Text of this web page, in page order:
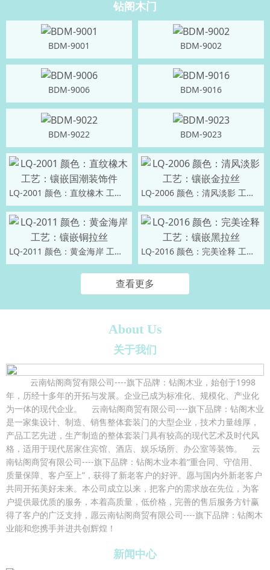
钻阁木门
BDM-9001 BDM-9002
BDM-9006 BDM-9016
BDM-9022 BDM-9023
LQ-2001 颜色：直纹橡木 工艺：镶嵌国潮装饰件 LQ-2006 颜色：清风淡影 工艺：镶嵌金拉丝
LQ-2011 颜色：黄金海岸 工艺：镶嵌铜拉丝 LQ-2016 颜色：完美诠释 工艺：镶嵌黑拉丝
查看更多
About Us
关于我们
云南钻阁商贸有限公司----旗下品牌：钻阁木业，始创于1998
年，历经十多年的开拓与发展。企业已成为标准化、规模化、产业化
为一体的现代企业。 云南钻阁商贸有限公司----旗下品牌：钻阁木业
是一家集设计、制造、销售整体套装门的大型企业，技术力量雄厚，
产品工艺先进，生产制造的整体套装门具有较高的现代艺术及时代风
格，适用于现代居家住宾馆、酒店、娱乐场所、办公室等装饰。 云
南钻阁商贸有限公司----旗下品牌：钻阁木业本着“重合同、守信用、
质量保障、客户至上”，获得了新老客户的好评。愿与国内外新老客户
共同开拓美好未来。本公司成立以来，把客户的需求放在先位，为客
户提供最优质的服务，本着高质量，低价格，完善的售后服务方针赢
得了客户的广泛支持，愿云南钻阁商贸有限公司----旗下品牌：钻阁木
业能和您携手并进共创辉煌！
新闻中心